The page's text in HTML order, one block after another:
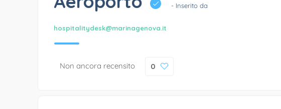
- Inserito da
hospitalitydesk@marinagenova.it
Non ancora recensito 0